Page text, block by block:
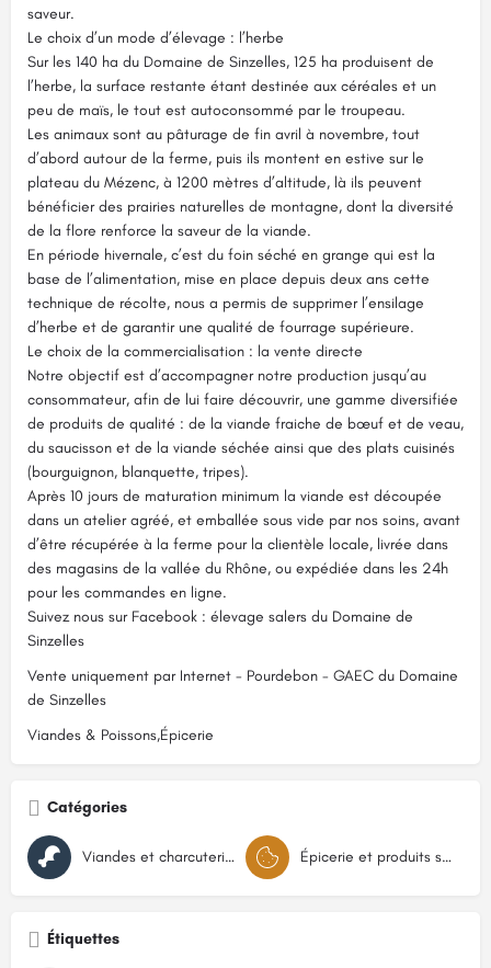
saveur.
Le choix d’un mode d’élevage : l’herbe
Sur les 140 ha du Domaine de Sinzelles, 125 ha produisent de
l’herbe, la surface restante étant destinée aux céréales et un
peu de maïs, le tout est autoconsommé par le troupeau.
Les animaux sont au pâturage de fin avril à novembre, tout
d’abord autour de la ferme, puis ils montent en estive sur le
plateau du Mézenc, à 1200 mètres d’altitude, là ils peuvent
bénéficier des prairies naturelles de montagne, dont la diversité
de la flore renforce la saveur de la viande.
En période hivernale, c’est du foin séché en grange qui est la
base de l’alimentation, mise en place depuis deux ans cette
technique de récolte, nous a permis de supprimer l’ensilage
d’herbe et de garantir une qualité de fourrage supérieure.
Le choix de la commercialisation : la vente directe
Notre objectif est d’accompagner notre production jusqu’au
consommateur, afin de lui faire découvrir, une gamme diversifiée
de produits de qualité : de la viande fraiche de bœuf et de veau,
du saucisson et de la viande séchée ainsi que des plats cuisinés
(bourguignon, blanquette, tripes).
Après 10 jours de maturation minimum la viande est découpée
dans un atelier agréé, et emballée sous vide par nos soins, avant
d’être récupérée à la ferme pour la clientèle locale, livrée dans
des magasins de la vallée du Rhône, ou expédiée dans les 24h
pour les commandes en ligne.
Suivez nous sur Facebook : élevage salers du Domaine de
Sinzelles
Vente uniquement par Internet - Pourdebon - GAEC du Domaine
de Sinzelles
Viandes & Poissons,Épicerie
Catégories
Viandes et charcuteries Épicerie et produits secs
Étiquettes